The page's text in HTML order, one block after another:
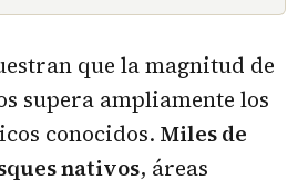
que la magnitud de
supera ampliamente los
conocidos. Miles de
nativos, áreas